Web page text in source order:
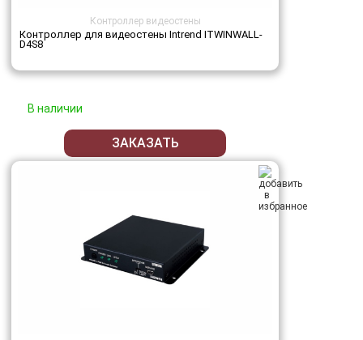
Контроллер видеостены
Контроллер для видеостены Intrend ITWINWALL-
D4S8
В наличии
ЗАКАЗАТЬ